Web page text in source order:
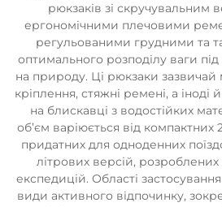
рюкзаків зі скручувальним
ергономічними плечовими
регульованими грудними та
оптимального розподілу ваги під
на природу. Ці рюкзаки зазвичай
кріплення, стяжні ремені, а іноді
на блискавці з водостійких
об’єм варіюється від
придатних для одноденних
літрових версій,
експедицій. Області
види активного відпочинку,